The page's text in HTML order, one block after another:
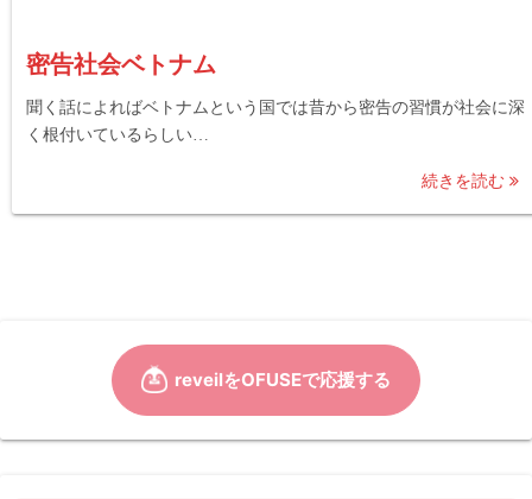
密告社会ベトナム
聞く話によればベトナムという国では昔から密告の習慣が社会に深
く根付いているらしい…
続きを読む